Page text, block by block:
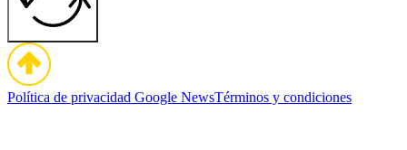
Política de privacidad Google NewsTérminos y condiciones